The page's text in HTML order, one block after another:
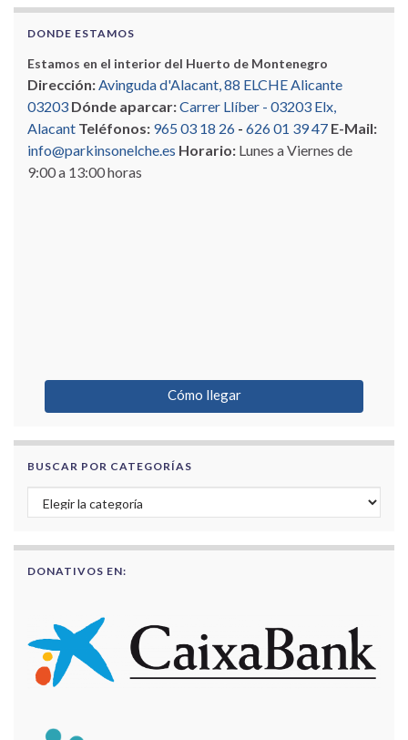
DONDE ESTAMOS
Estamos en el interior del Huerto de Montenegro
Dirección:Avinguda d'Alacant, 88 ELCHE Alicante
03203 Dónde aparcar:Carrer Llíber - 03203 Elx,
Alacant Teléfonos: 965 03 18 26 - 626 01 39 47 E-Mail:
info@parkinsonelche.es Horario: Lunes a Viernes de
9:00 a 13:00 horas
Cómo llegar
BUSCAR POR CATEGORÍAS
Buscar por categorías
DONATIVOS EN: